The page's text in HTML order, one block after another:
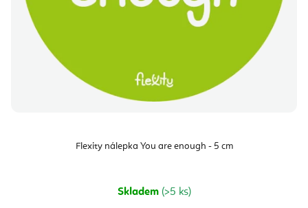
Flexity nálepka You are enough - 5 cm
Skladem (>5 ks)